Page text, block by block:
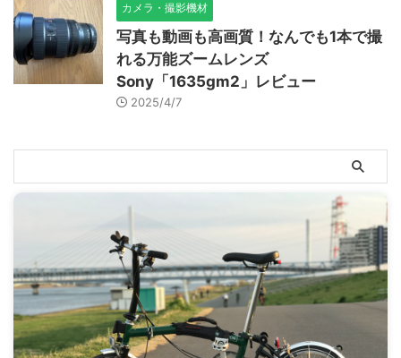
カメラ・撮影機材
写真も動画も高画質！なんでも1本で撮
れる万能ズームレンズ
Sony「1635gm2」レビュー
2025/4/7